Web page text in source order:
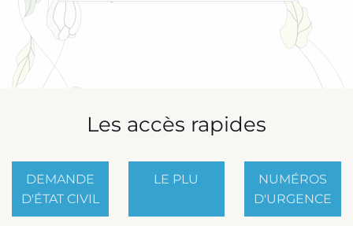
Les accès rapides
DEMANDE
D'ÉTAT CIVIL
LE PLU
NUMÉROS
D'URGENCE